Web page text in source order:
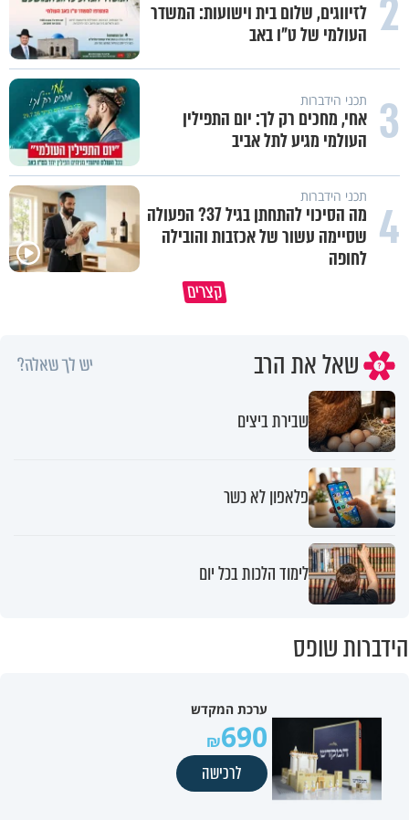
2 לזיווגים, שלום בית וישועות: המשדר
העולמי של ט"ו באב
3 תכני הידברות
אחי, מחכים רק לך: יום התפילין
העולמי מגיע לתל אביב
4 תכני הידברות
מה הסיכוי להתחתן בגיל 37? הפעולה
שסיימה עשור של אכזבות והובילה
לחופה
קצרים
איך יתכן שעם ישראל הצליח לשרוד
״ זו הייתה ההחלטה הכי קשה
שלקחתי בחיים": לורה כהן
שאל את הרב יש לך שאלה?
שבירת ביצים
פלאפון לא כשר
לימוד הלכות בכל יום
הידברות שופס
ערכת המקדש
690
לרכישה